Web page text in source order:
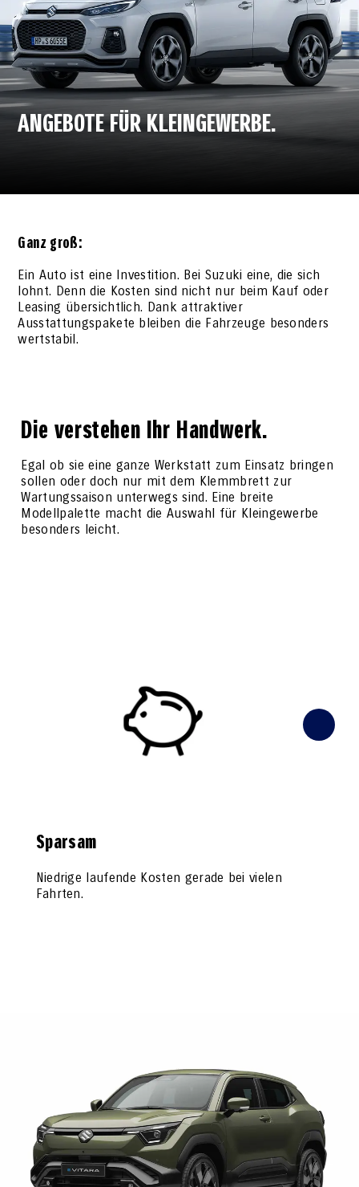
ANGEBOTE FÜR KLEINGEWERBE.
Ganz groß:
Ein Auto ist eine Investition. Bei Suzuki eine, die sich
lohnt. Denn die Kosten sind nicht nur beim Kauf oder
Leasing übersichtlich. Dank attraktiver
Ausstattungspakete bleiben die Fahrzeuge besonders
wertstabil.
Die verstehen Ihr Handwerk.
Egal ob sie eine ganze Werkstatt zum Einsatz bringen
sollen oder doch nur mit dem Klemmbrett zur
Wartungssaison unterwegs sind. Eine breite
Modellpalette macht die Auswahl für Kleingewerbe
besonders leicht.
Sparsam
Niedrige laufende Kosten gerade bei vielen
Fahrten.